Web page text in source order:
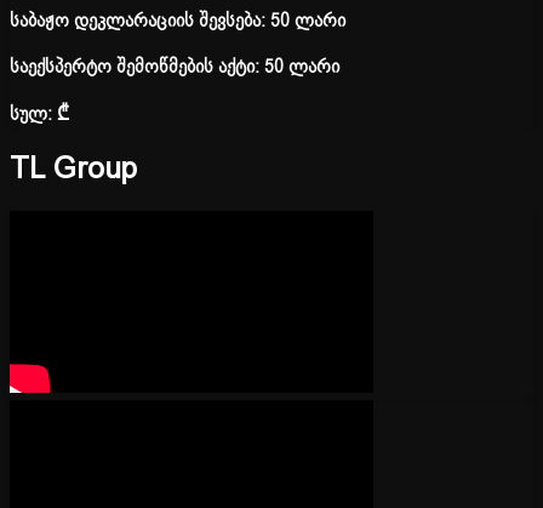
საბაჟო დეკლარაციის შევსება: 50 ლარი
საექსპერტო შემოწმების აქტი: 50 ლარი
სულ:₾
TL Group